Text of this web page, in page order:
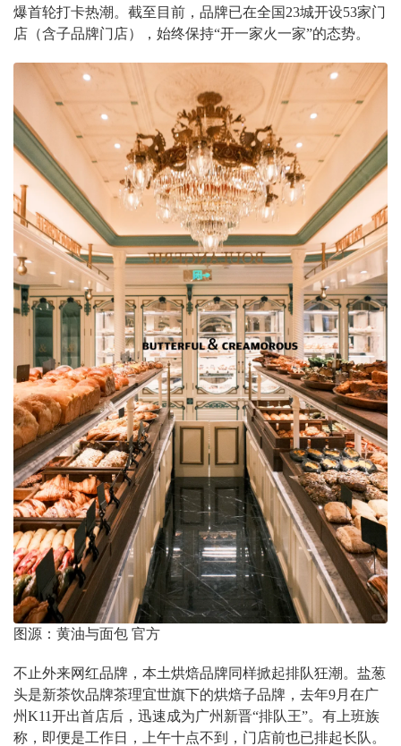
爆首轮打卡热潮。截至目前，品牌已在全国23城开设53家门
店（含子品牌门店），始终保持“开一家火一家”的态势。
图源：黄油与面包 官方
不止外来网红品牌，本土烘焙品牌同样掀起排队狂潮。盐葱
头是新茶饮品牌茶理宜世旗下的烘焙子品牌，去年9月在广
州K11开出首店后，迅速成为广州新晋“排队王”。有上班族
称，即便是工作日，上午十点不到，门店前也已排起长队。